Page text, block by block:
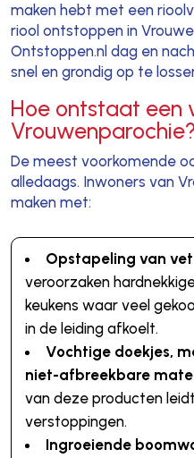
maken hebt met een
riool ontstoppen in
Ontstoppen.nl dag en
snel en grondig op te
Hoe ontstaat een
Vrouwenparochie?
De meest voorkomende
alledaags. Inwoners van
maken met:
Opstapeling van
veroorzaken
keukens waar veel
in de leiding afkoelt.
Vochtige doekjes,
niet-afbreekbare
van deze producten
verstoppingen.
Ingroeiende